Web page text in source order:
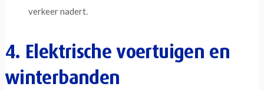
verkeer nadert.
4. Elektrische voertuigen en
winterbanden